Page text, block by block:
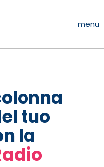
menu
tuo
la